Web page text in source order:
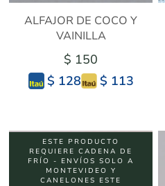
ALFAJOR DE COCO Y
VAINILLA
$ 150
$ 128
$ 113
ESTE PRODUCTO
REQUIERE CADENA DE
FRÍO - ENVÍOS SOLO A
MONTEVIDEO Y
CANELONES ESTE